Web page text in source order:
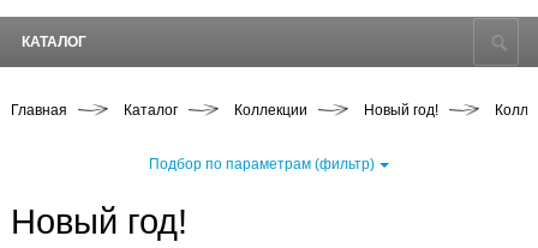
КАТАЛОГ
Главная Каталог Коллекции Новый год!
Подбор по параметрам (фильтр)
Новый год!